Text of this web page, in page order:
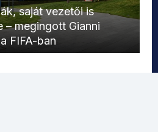
saját vezetői is
– megingott Gianni
FIFA-ban